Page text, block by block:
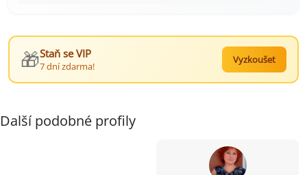
🎁Staň se VIP
7 dní zdarma!
Vyzkoušet
Další podobné profily